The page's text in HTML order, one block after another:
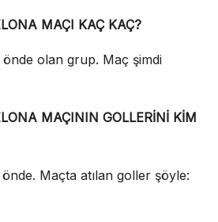
MAÇI KAÇ KAÇ?
olan grup. Maç şimdi
MAÇININ GOLLERİNİ KİM
Maçta atılan goller şöyle: